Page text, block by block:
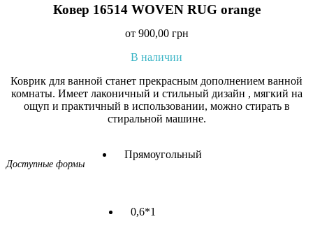
Ковер 16514 WOVEN RUG orange
от 900,00 грн
В наличии
Коврик для ванной станет прекрасным дополнением ванной
комнаты. Имеет лаконичный и стильный дизайн , мягкий на
ощуп и практичный в использовании, можно стирать в
стиральной машине.
Доступные формы
Прямоугольный
0,6*1